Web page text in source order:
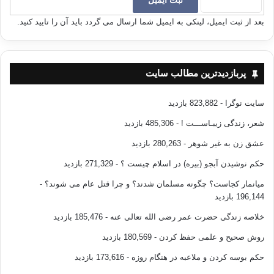
خالد زیسته اند او را دیده اند از روی علم و آگاهی درباره او قضاوت
می کنند، سپس حکمی که آنان درباره شهرت و عظمت خالد صادر
ندارد:
رسول خدا در مورد خالد می فرماید:(خالد را اذیت نکنید همانا او
شمشیری است از شمشیر های الهی که خداوند آن را بر سر کافران
باز می فرماید( خالد بنده خوب خدا و برادر نیک مردم است،
شمشیری است از شمشیرهای الهی که خداوند آن را از غلاف کشیده
های عظیم و پی در پی خالد بر ایرانیان به ابوبکر رسید، ابوبکر خطاب
به مردم گفت: (شیر شما بر شیر ایران بر سر نخچیری که در بغل
گرفته بود جنگید و بر آن پیروز شد. زنان دیگر نمی توانند چون خالد
فرزندی به دنیا بیاورند.)
باز ابوبکر درباره خالد می گوید: (قسم به خدا وسوسه های شیطانی
بعد از ثبت ایمیل، لینکی به ایمیل شما ارسال می گردد باید آن را تایید کنید.
پربازدیدترین مطالب سایت
سایت نوگرا - 823,882 بازدید
شعر، زندگی زیبـاســـت ! - 485,306 بازدید
عشق زن به غیر شوهر - 280,263 بازدید
حکم نوشیدن آبجو (بیره) در اسلام چیست ؟ - 271,329 بازدید
میانمار کجاست؟ چگونه مسلمان شدند؟ و چرا قتل عام می شوند؟ -
196,144 بازدید
خلاصه زندگی حضرت عمر رضی الله تعالی عنه - 185,476 بازدید
روش صحیح و علمی حفظ کردن - 180,569 بازدید
حکم بوسه کردن و ملاعبه در هنگام روزه - 173,616 بازدید